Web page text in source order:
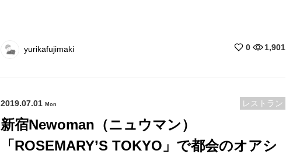
yurikafujimaki 0 1,901
2019.07.01 Mon レストラン
新宿Newoman（ニュウマン）
「ROSEMARY’S TOKYO」で都会のオアシ